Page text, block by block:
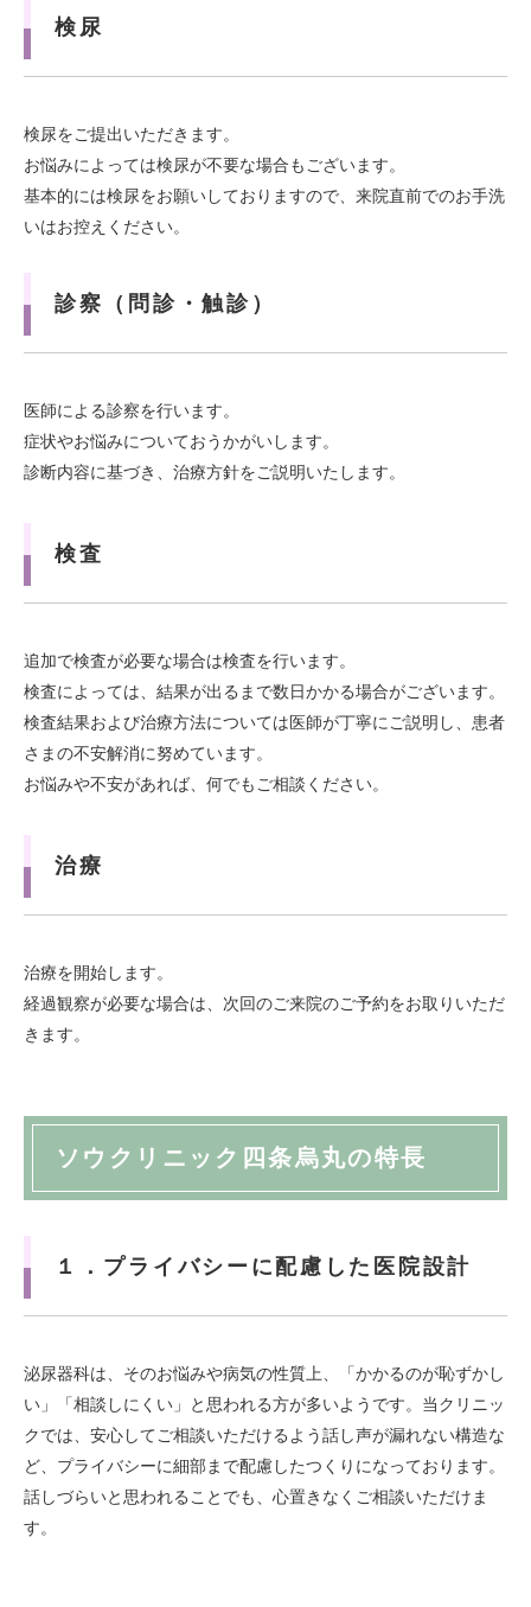
検尿
検尿をご提出いただきます。
お悩みによっては検尿が不要な場合もございます。
基本的には検尿をお願いしておりますので、来院直前でのお手洗
いはお控えください。
診察（問診・触診）
医師による診察を行います。
症状やお悩みについておうかがいします。
診断内容に基づき、治療方針をご説明いたします。
検査
追加で検査が必要な場合は検査を行います。
検査によっては、結果が出るまで数日かかる場合がございます。
検査結果および治療方法については医師が丁寧にご説明し、患者
さまの不安解消に努めています。
お悩みや不安があれば、何でもご相談ください。
治療
治療を開始します。
経過観察が必要な場合は、次回のご来院のご予約をお取りいただ
きます。
ソウクリニック四条烏丸の特長
１．プライバシーに配慮した医院設計
泌尿器科は、そのお悩みや病気の性質上、「かかるのが恥ずかし
い」「相談しにくい」と思われる方が多いようです。当クリニッ
クでは、安心してご相談いただけるよう話し声が漏れない構造な
ど、プライバシーに細部まで配慮したつくりになっております。
話しづらいと思われることでも、心置きなくご相談いただけま
す。